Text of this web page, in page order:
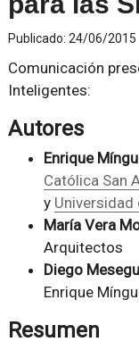
Publicado: 24/06/2015
Comunicación
Inteligentes:
Autores
Enrique
Católica San
y Universidad
María Vera
Arquitectos
Diego
Enrique
Resumen